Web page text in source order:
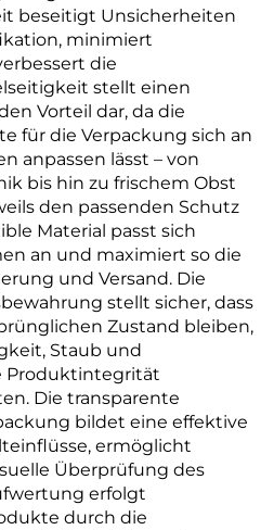
beseitigt Unsicherheiten
minimiert
die
stellt einen
Vorteil dar, da die
für die Verpackung sich an
anpassen lässt – von
bis hin zu frischem Obst
den passenden Schutz
Material passt sich
an und maximiert so die
und Versand. Die
stellt sicher, dass
Zustand bleiben,
Staub und
Produktintegrität
Die transparente
bildet eine effektive
ermöglicht
Überprüfung des
erfolgt
durch die